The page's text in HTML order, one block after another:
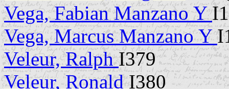
Vega, Fabian Manzano Y
Vega, Marcus Manzano Y
Veleur, RalphI379
Veleur, RonaldI380